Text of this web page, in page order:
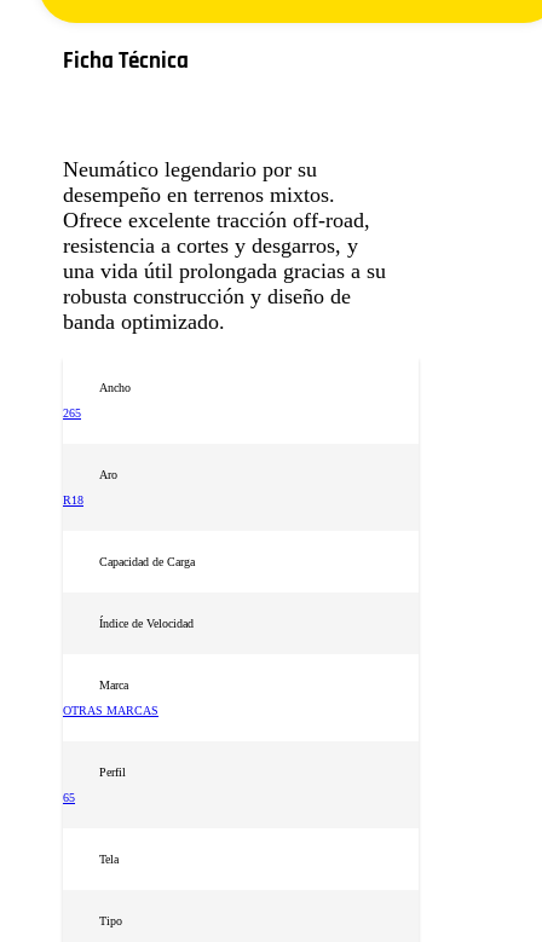
Ficha Técnica
Neumático legendario por su
desempeño en terrenos mixtos.
Ofrece excelente tracción off-road,
resistencia a cortes y desgarros, y
una vida útil prolongada gracias a su
robusta construcción y diseño de
banda optimizado.
Ancho
265
Aro
R18
Capacidad de Carga
Índice de Velocidad
Marca
OTRAS MARCAS
Perfil
65
Tela
Tipo